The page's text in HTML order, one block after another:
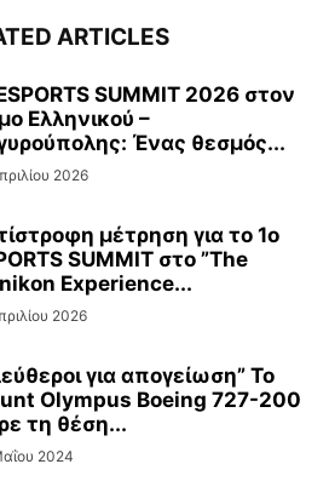
ARTICLES
SUMMIT 2026 στον
Ελληνικού –
Ένας θεσμός...
2026
μέτρηση για το 1ο
SUMMIT στο ”The
Experience...
2026
για απογείωση” Το
Olympus Boeing 727-200
τη θέση...
2024